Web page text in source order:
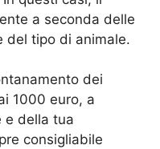
a seconda delle
del tipo di animale.
dei
1000 euro, a
e della tua
consigliabile